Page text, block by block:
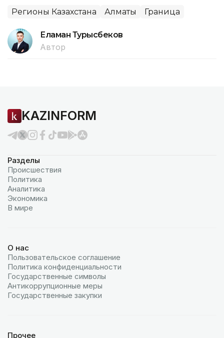
Регионы Казахстана Алматы Граница
Еламан Турысбеков
Автор
KAZINFORM
Разделы
Происшествия
Политика
Аналитика
Экономика
В мире
О нас
Пользовательское соглашение
Политика конфиденциальности
Государственные символы
Антикоррупционные меры
Государственные закупки
Прочее